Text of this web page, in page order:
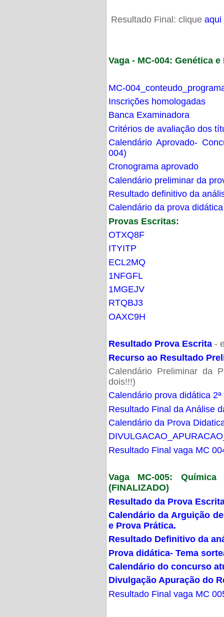
Resultado Final: clique aqui
Vaga - MC-004: Genética
MC-
Inscrições homologadas
Banca Examinadora
Critérios de avaliação dos
Calendário Aprovado-
004)
Cronograma aprovado
Calendário preliminar da
Resultado definitivo da
Calendário da prova didática
Provas Escritas:
OTXQ8F
ITYITP
ECL2MQ
1NFGFL
1MGEJV
RTQBJ3
OAXC9H
Resultado Prova Escrita -
Recurso ao Resultado
Calendário Preliminar da
dois!!!)
Calendário prova didática
Resultado Final da Análise
Calendário da Prova
Resultado Final vaga MC
Vaga MC-005:
(FINALIZADO)
Resultado da Prova
Calendário da Arguição
e Prova Prática.
Resultado Definitivo da
Prova didática- Tema
Calendário do concurso
Divulgação Apuração do
Resultado Final vaga MC